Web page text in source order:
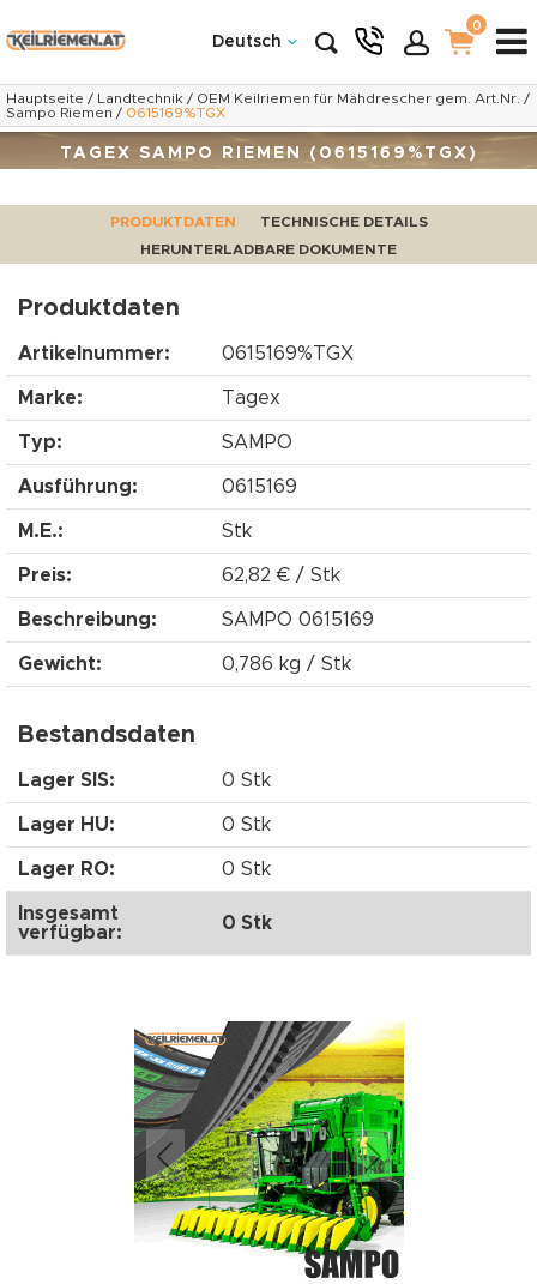
Deutsch
0
Hauptseite / Landtechnik / OEM Keilriemen für Mähdrescher gem. Art.Nr. /
Sampo Riemen / 0615169%TGX
TAGEX SAMPO RIEMEN (0615169%TGX)
PRODUKTDATEN
TECHNISCHE DETAILS
HERUNTERLADBARE DOKUMENTE
Produktdaten
Artikelnummer: 0615169%TGX
Marke: Tagex
Typ: SAMPO
Ausführung: 0615169
M.E.: Stk
Preis: 62,82 € / Stk
Beschreibung: SAMPO 0615169
Gewicht: 0,786 kg / Stk
Bestandsdaten
Lager SIS: 0 Stk
Lager HU: 0 Stk
Lager RO: 0 Stk
Insgesamt
verfügbar:
0 Stk